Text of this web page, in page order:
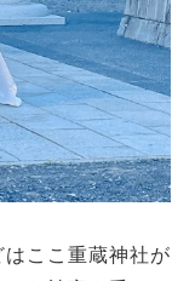
ここ重蔵神社が